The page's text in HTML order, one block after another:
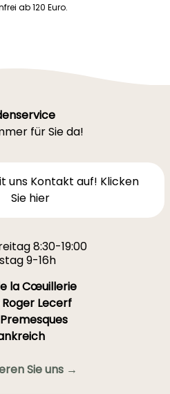
ab 120 Euro.
für Sie da!
uns Kontakt auf! Klicken
Sie hier
8:30-19:00
9-16h
la Cœuillerie
Roger Lecerf
Sie uns →